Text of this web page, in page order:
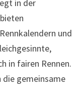
in der
und
in fairen Rennen.
die gemeinsame